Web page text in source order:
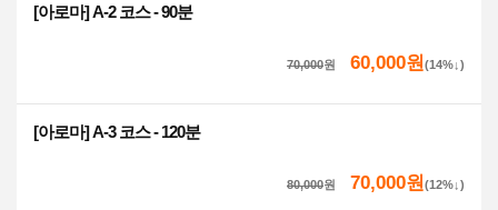
[아로마] A-2 코스 - 90분
70,000원 60,000원 (14%↓)
[아로마] A-3 코스 - 120분
80,000원 70,000원 (12%↓)